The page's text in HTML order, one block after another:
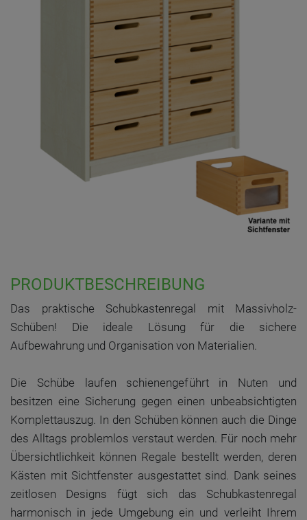
PRODUKTBESCHREIBUNG
Das praktische Schubkastenregal mit Massivholz-
Schüben! Die ideale Lösung für die sichere
Aufbewahrung und Organisation von Materialien.
Die Schübe laufen schienengeführt in Nuten und
besitzen eine Sicherung gegen einen unbeabsichtigten
Komplettauszug. In den Schüben können auch die Dinge
des Alltags problemlos verstaut werden. Für noch mehr
Übersichtlichkeit können Regale bestellt werden, deren
Kästen mit Sichtfenster ausgestattet sind. Dank seines
zeitlosen Designs fügt sich das Schubkastenregal
harmonisch in jede Umgebung ein und verleiht Ihrem